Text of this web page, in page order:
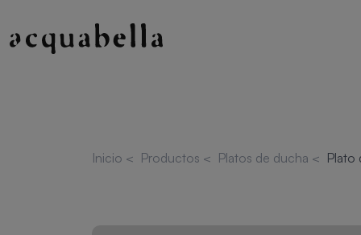
Inicio < Productos < Platos de ducha < Plato